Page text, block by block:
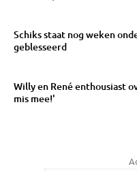
Schiks staat nog weken
geblesseerd
Willy en René enthousiast
mis mee!'